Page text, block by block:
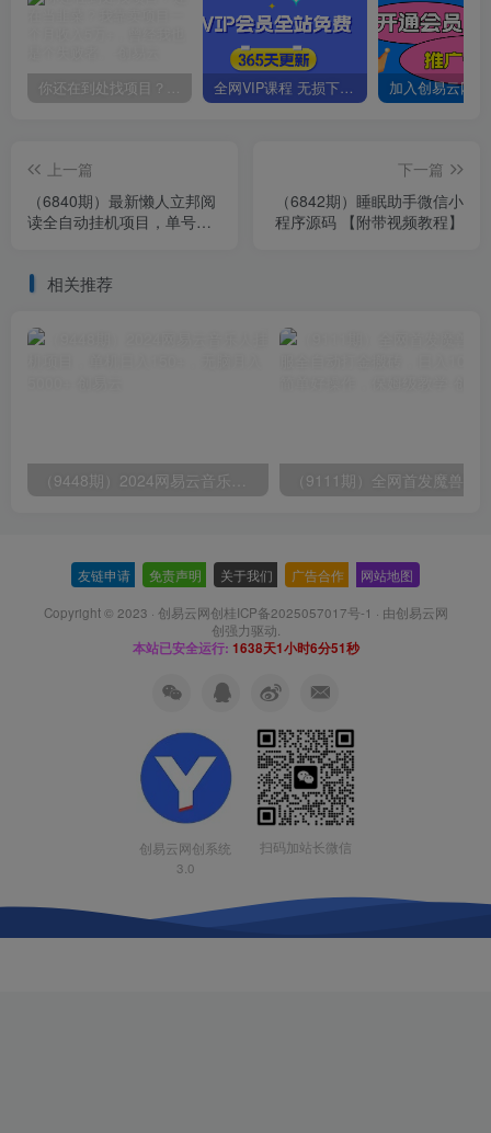
你还在到处找项目？还在当韭菜？我靠卖项目一个月收入5万+，曾经我也是个失败者。 全网VIP课程 无损下载~
上一篇
（6840期）最新懒人立邦阅
读全自动挂机项目，单号一
下一篇
（6842期）睡眠助手微信小
程序源码 【附带视频教程】
相关推荐
友链申请 免责声明 关于我们 广告合作 网站地图
Copyright © 2023 · 创易云网创桂ICP备2025057017号-1 · 由创易云网
创强力驱动.
本站已安全运行: 1638天1小时6分51秒
创易云网创系统
3.0
扫码加站长微信